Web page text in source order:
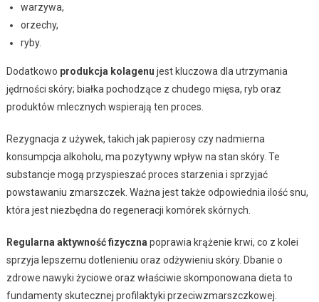
warzywa,
orzechy,
ryby.
Dodatkowo produkcja kolagenu jest kluczowa dla utrzymania
jędrności skóry; białka pochodzące z chudego mięsa, ryb oraz
produktów mlecznych wspierają ten proces.
Rezygnacja z używek, takich jak papierosy czy nadmierna
konsumpcja alkoholu, ma pozytywny wpływ na stan skóry. Te
substancje mogą przyspieszać proces starzenia i sprzyjać
powstawaniu zmarszczek. Ważna jest także odpowiednia ilość snu,
która jest niezbędna do regeneracji komórek skórnych.
Regularna aktywność fizyczna poprawia krążenie krwi, co z kolei
sprzyja lepszemu dotlenieniu oraz odżywieniu skóry. Dbanie o
zdrowe nawyki życiowe oraz właściwie skomponowana dieta to
fundamenty skutecznej profilaktyki przeciwzmarszczkowej.